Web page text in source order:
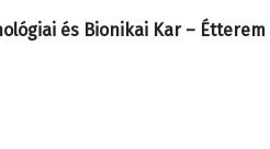
és Bionikai Kar – Étterem